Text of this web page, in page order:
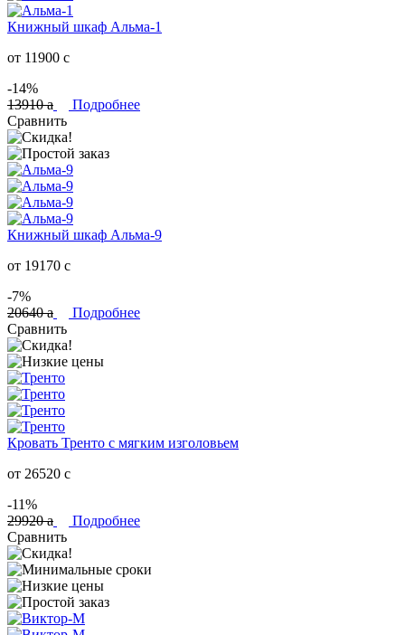
Книжный шкаф Альма-1
от 11900 c
-14%
13910a
Подробнее
Сравнить
Книжный шкаф Альма-9
от 19170 c
-7%
20640a
Подробнее
Сравнить
Кровать Тренто с мягким изголовьем
от 26520 c
-11%
29920a
Подробнее
Сравнить